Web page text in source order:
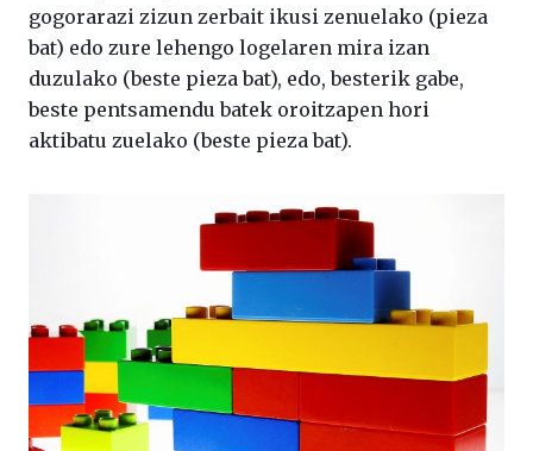
gogorarazi zizun zerbait ikusi zenuelako (pieza
bat) edo zure lehengo logelaren mira izan
duzulako (beste pieza bat), edo, besterik gabe,
beste pentsamendu batek oroitzapen hori
aktibatu zuelako (beste pieza bat).